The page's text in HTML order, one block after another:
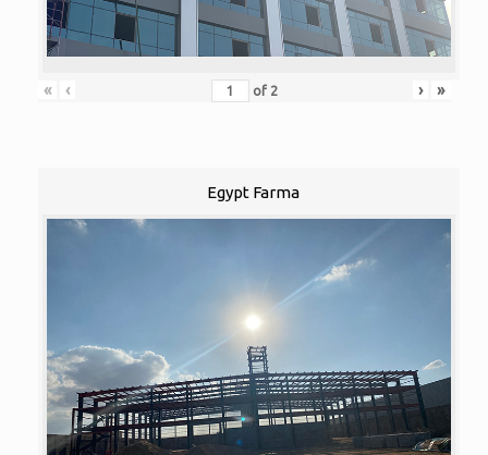
« ‹ of 2 › »
Egypt Farma